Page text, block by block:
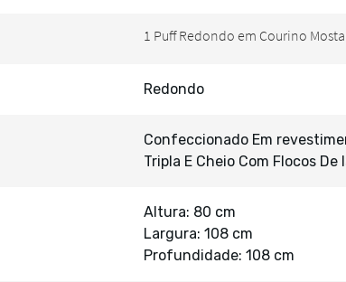
Redondo
Confeccionado Em
Tripla E Cheio Com Flocos De
Altura: 80 cm
Largura: 108 cm
Profundidade: 108 cm